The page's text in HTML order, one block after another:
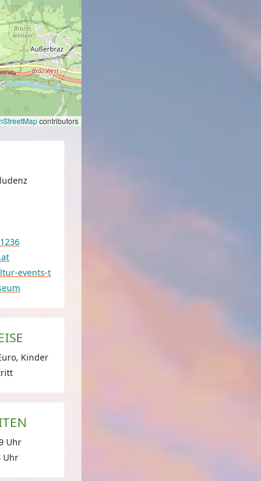
contributors
Bludenz © Bludenz.at / BUERO LUDWINA
events-t
Kinder
Uhr
Uhr